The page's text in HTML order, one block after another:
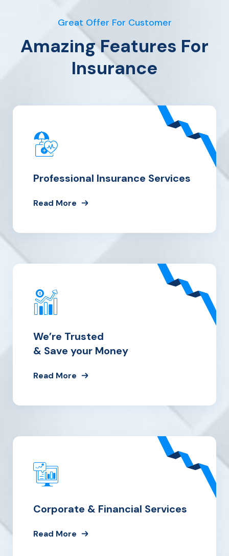
Great Offer For Customer
Amazing Features For
Insurance
Professional Insurance Services
Read More
We’re Trusted
& Save your Money
Read More
Corporate & Financial Services
Read More